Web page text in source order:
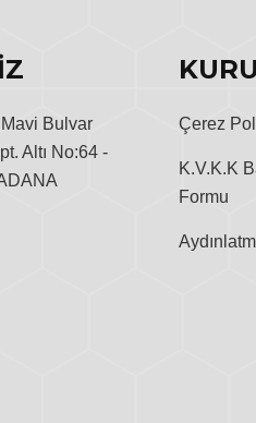
Bulvar
Altı No:64 -
Çerez
K.V.K.K
Formu